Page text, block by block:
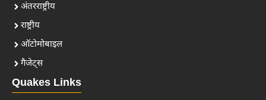
अंतरराष्ट्रीय
राष्ट्रीय
ऑटोमोबाइल
गैजेट्स
Quakes Links